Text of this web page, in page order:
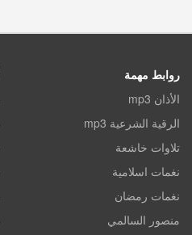
روابط مهمة
الأذان mp3
الرقية الشرعية mp3
تلاوات خاشعة
نغمات اسلامية
نغمات رمضان
منصور السالمي